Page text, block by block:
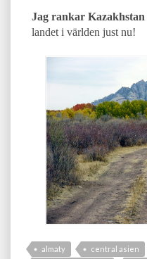
Jag rankar Kazakhstan
landet i världen just nu!
almaty central asien